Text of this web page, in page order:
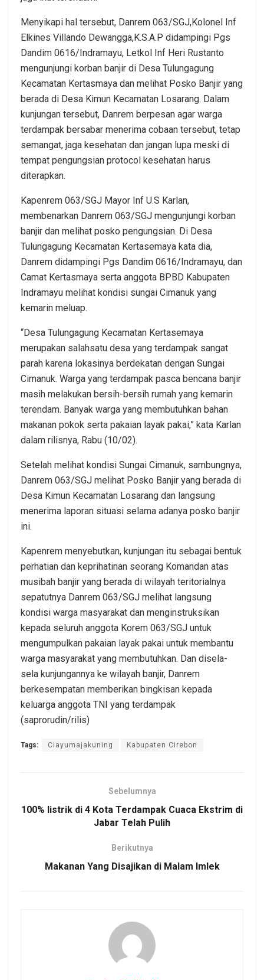
Menyikapi hal tersebut, Danrem 063/SGJ,Kolonel Inf
Elkines Villando Dewangga,K.S.A.P didampingi Pgs
Dandim 0616/Indramayu, Letkol Inf Heri Rustanto
mengunjungi korban banjir di Desa Tulungagung
Kecamatan Kertasmaya dan melihat Posko Banjir yang
berada di Desa Kimun Kecamatan Losarang. Dalam
kunjungan tersebut, Danrem berpesan agar warga
terdampak bersabar menerima cobaan tersebut, tetap
semangat, jaga kesehatan dan jangan lupa meski di
tempat pengungsian protocol kesehatan harus
diterapkan.
Kapenrem 063/SGJ Mayor Inf U.S Karlan,
membenarkan Danrem 063/SGJ mengunjungi korban
banjir dan melihat posko pengungsian. Di Desa
Tulungagung Kecamatan Kertasemaya kata dia,
Danrem didampingi Pgs Dandim 0616/Indramayu, dan
Camat Kertasmaya serta anggota BPBD Kabupaten
Indramayu melihat kondisi sungai Cimanuk yang
kemarin meluap.
“Desa Tulungagung Kecamatan Kertasemaya
merupakan salahsatu desa yang terdampak sangat
parah karena lokasinya berdekatan dengan Sungai
Cimanuk. Warga yang terdampak pasca bencana banjir
masih melakukan bersih-bersih rumah yang kemarin
terendam. Banyak warga yang membutuhkan bahan
makanan pokok serta pakaian layak pakai,” kata Karlan
dalam rilisnya, Rabu (10/02).
Setelah melihat kondisi Sungai Cimanuk, sambungnya,
Danrem 063/SGJ melihat Posko Banjir yang berada di
Desa Kimun Kecamatan Losarang dan langsung
menerima laporan situasi selama adanya posko banjir
ini.
Kapenrem menyebutkan, kunjungan itu sebagai bentuk
perhatian dan keprihatinan seorang Komandan atas
musibah banjir yang berada di wilayah teritorialnya
sepatutnya Danrem 063/SGJ melihat langsung
kondisi warga masyarakat dan menginstruksikan
kepada seluruh anggota Korem 063/SGJ untuk
mengumpulkan pakaian layak pakai untuk membantu
warga masyarakat yang membutuhkan. Dan disela-
sela kunjungannya ke wilayah banjir, Danrem
berkesempatan memberikan bingkisan kepada
keluarga anggota TNI yang terdampak
(saprorudin/rilis)
Tags: Ciayumajakuning Kabupaten Cirebon
Sebelumnya
100% listrik di 4 Kota Terdampak Cuaca Ekstrim di
Jabar Telah Pulih
Berikutnya
Makanan Yang Disajikan di Malam Imlek